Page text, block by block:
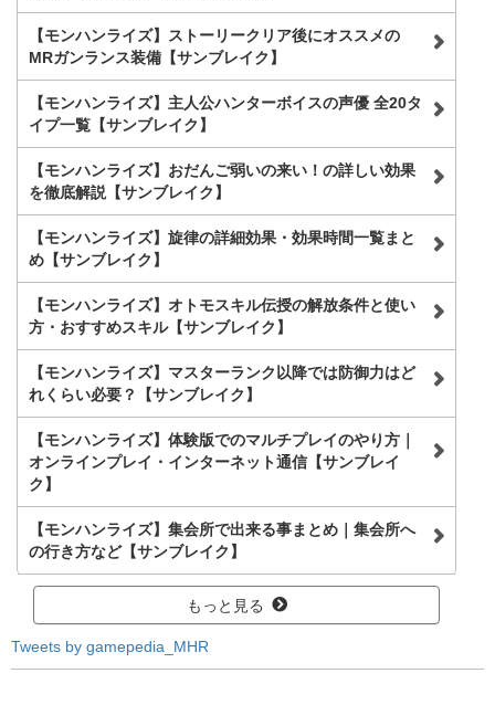
【モンハンライズ】ストーリークリア後にオススメの
MRガンランス装備【サンブレイク】
【モンハンライズ】主人公ハンターボイスの声優 全20タ
イプ一覧【サンブレイク】
【モンハンライズ】おだんご弱いの来い！の詳しい効果
を徹底解説【サンブレイク】
【モンハンライズ】旋律の詳細効果・効果時間一覧まと
め【サンブレイク】
【モンハンライズ】オトモスキル伝授の解放条件と使い
方・おすすめスキル【サンブレイク】
【モンハンライズ】マスターランク以降では防御力はど
れくらい必要？【サンブレイク】
【モンハンライズ】体験版でのマルチプレイのやり方｜
オンラインプレイ・インターネット通信【サンブレイ
ク】
【モンハンライズ】集会所で出来る事まとめ｜集会所へ
の行き方など【サンブレイク】
もっと見る
Tweets by gamepedia_MHR